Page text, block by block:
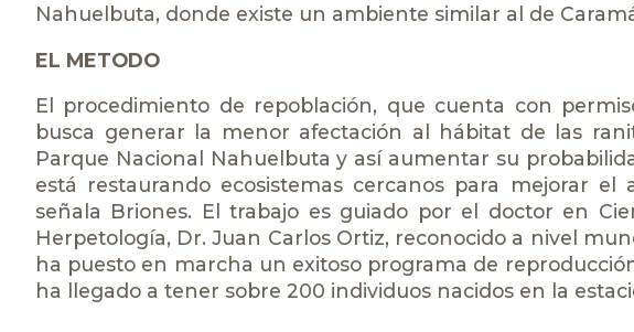
Nahuelbuta, donde existe un ambiente similar al de
EL METODO
El procedimiento de repoblación, que cuenta con
busca generar la menor afectación al hábitat de las
Parque Nacional Nahuelbuta y así aumentar su
está restaurando ecosistemas cercanos para mejorar
señala Briones. El trabajo es guiado por el doctor en
Herpetología, Dr. Juan Carlos Ortiz, reconocido a nivel
ha puesto en marcha un exitoso programa de
ha llegado a tener sobre 200 individuos nacidos en la